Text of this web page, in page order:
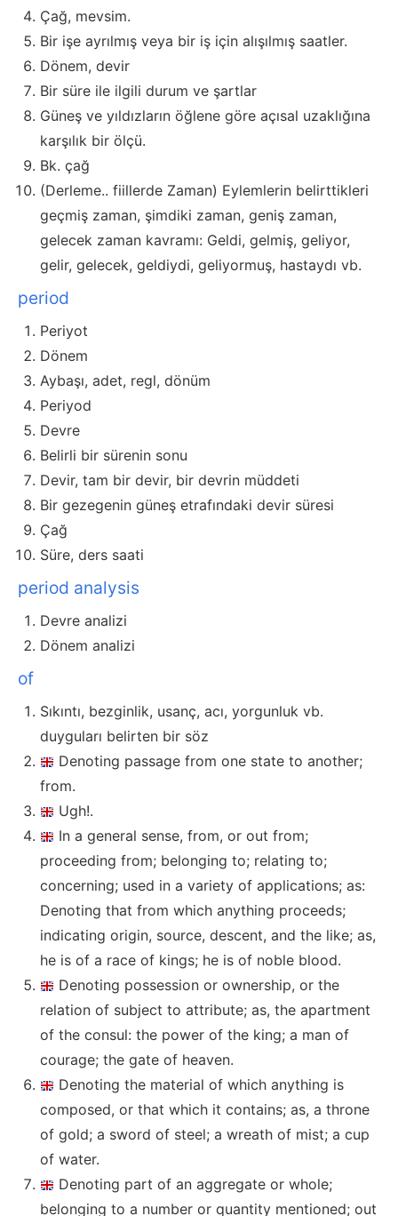
Çağ, mevsim.
Bir işe ayrılmış veya bir iş için alışılmış saatler.
Dönem, devir
Bir süre ile ilgili durum ve şartlar
Güneş ve yıldızların öğlene göre açısal uzaklığına
karşılık bir ölçü.
Bk. çağ
(Derleme.. fiillerde Zaman) Eylemlerin belirttikleri
geçmiş zaman, şimdiki zaman, geniş zaman,
gelecek zaman kavramı: Geldi, gelmiş, geliyor,
gelir, gelecek, geldiydi, geliyormuş, hastaydı vb.
period
Periyot
Dönem
Aybaşı, adet, regl, dönüm
Periyod
Devre
Belirli bir sürenin sonu
Devir, tam bir devir, bir devrin müddeti
Bir gezegenin güneş etrafındaki devir süresi
Çağ
Süre, ders saati
period analysis
Devre analizi
Dönem analizi
of
Sıkıntı, bezginlik, usanç, acı, yorgunluk vb.
duyguları belirten bir söz
Denoting passage from one state to another;
from.
Ugh!.
In a general sense, from, or out from;
proceeding from; belonging to; relating to;
concerning; used in a variety of applications; as:
Denoting that from which anything proceeds;
indicating origin, source, descent, and the like; as,
he is of a race of kings; he is of noble blood.
Denoting possession or ownership, or the
relation of subject to attribute; as, the apartment
of the consul: the power of the king; a man of
courage; the gate of heaven.
Denoting the material of which anything is
composed, or that which it contains; as, a throne
of gold; a sword of steel; a wreath of mist; a cup
of water.
Denoting part of an aggregate or whole;
belonging to a number or quantity mentioned; out